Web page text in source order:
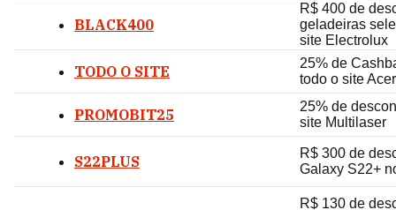
BLACK400
R$ 400 de
geladeiras
site Electrolux
TODO O SITE
25% de
todo o site Acer
PROMOBIT25
25% de
site Multilaser
S22PLUS
R$ 300 de
Galaxy S22+
R$ 130 de